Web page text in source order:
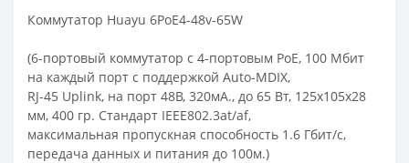
Коммутатор Huayu 6PoE4-48v-65W
(6-портовый коммутатор с 4-портовым PoE, 100 Мбит
на каждый порт с поддержкой Auto-MDIX,
RJ-45 Uplink, на порт 48В, 320мА., до 65 Вт, 125x105x28
мм, 400 гр. Стандарт IEEE802.3at/af,
максимальная пропускная способность 1.6 Гбит/с,
передача данных и питания до 100м.)